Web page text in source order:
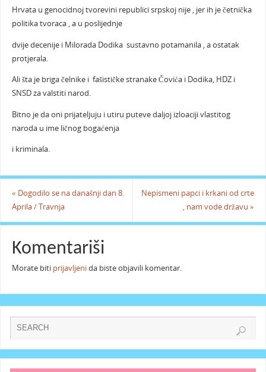
Hrvata u genocidnoj tvorevini republici srpskoj nije , jer ih je četnička
politika tvoraca , a u poslijednje
dvije decenije i Milorada Dodika sustavno potamanila , a ostatak
protjerala.
Ali šta je briga čelnike i fašističke stranake Čovića i Dodika, HDZ i
SNSD za valstiti narod.
Bitno je da oni prijateljuju i utiru puteve daljoj izloaciji vlastitog
naroda u ime ličnog bogaćenja
i kriminala.
« Dogodilo se na današnji dan 8.
Aprila / Travnja
Nepismeni papci i krkani od crte
, nam vode državu»
Komentariši
Morate biti prijavljenida biste objavili komentar.